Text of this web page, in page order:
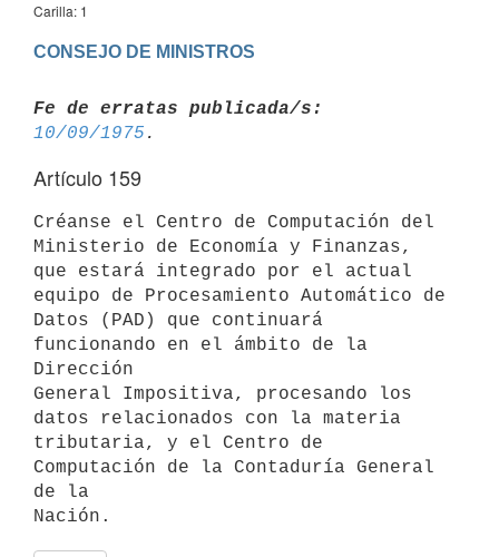
Carilla: 1
CONSEJO DE MINISTROS
Fe de erratas publicada/s:
10/09/1975
Artículo 159
Créanse el Centro de Computación del
Ministerio de Economía y Finanzas,
que estará integrado por el actual
equipo de Procesamiento Automático de
Datos (PAD) que continuará
funcionando en el ámbito de la
Dirección
General Impositiva, procesando los
datos relacionados con la materia
tributaria, y el Centro de
Computación de la Contaduría General
de la